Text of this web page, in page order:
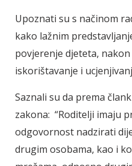
Upoznati su s načinom
kako lažnim
povjerenje djeteta,
iskorištavanje i
Saznali su da prema
zakona: “Roditelji imaju
odgovornost nadzirati
drugim osobama, kao i